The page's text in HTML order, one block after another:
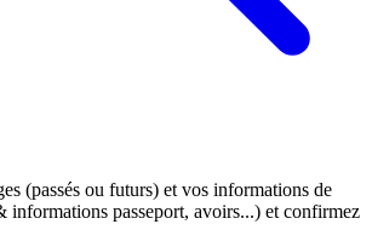
(passés ou futurs) et vos informations de
informations passeport, avoirs...) et confirmez